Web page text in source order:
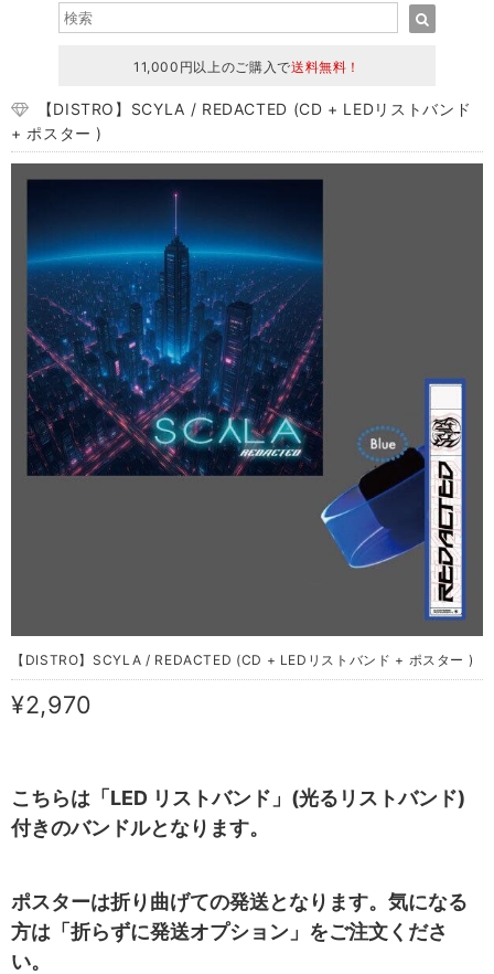
11,000円以上のご購入で送料無料！
【DISTRO】SCYLA / REDACTED (CD + LEDリストバンド
+ ポスター )
【DISTRO】SCYLA / REDACTED (CD + LEDリストバンド + ポスター )
¥2,970
こちらは「LED リストバンド」(光るリストバンド)
付きのバンドルとなります。
ポスターは折り曲げての発送となります。気になる
方は「折らずに発送オプション」をご注文くださ
い。